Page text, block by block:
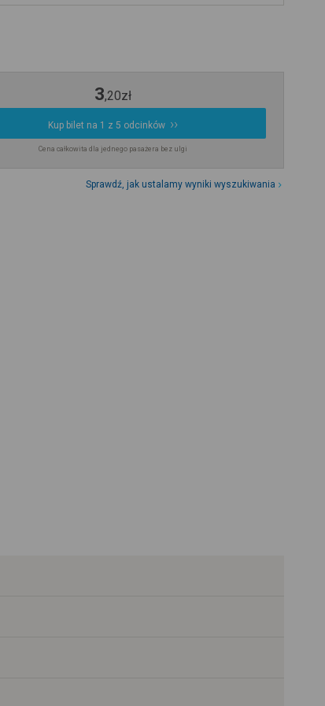
3,20zł
Kup bilet na 1 z 5 odcinków
Cena całkowita dla jednego pasażera bez ulgi
Sprawdź, jak ustalamy wyniki wyszukiwania